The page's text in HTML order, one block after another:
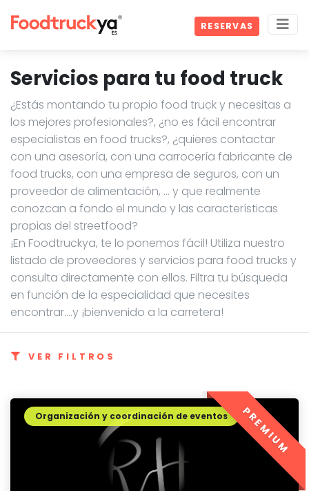
RESERVAS
Servicios para tu food truck
¿Estás montando tu propio food truck y necesitas a
los mejores profesionales?, ¿no es fácil encontrar
especialistas en food trucks?, ¿quieres contactar
con una asesoría, con una carrocería fabricante de
food trucks, con una empresa de seguros, con un
proveedor de alimentación, … y que realmente
conozcan a fondo el mundo y las características
propias del streetfood?
¡En Foodtruckya, te lo ponemos fácil! Utiliza nuestro
listado de proveedores y servicios para food trucks y
consulta directamente con ellos. Filtra tu búsqueda
en función de la especialidad que necesites
encontrar....y ¡bienvenido a la carretera!
VER FILTROS
Organización y coordinación de eventos PREMIUM